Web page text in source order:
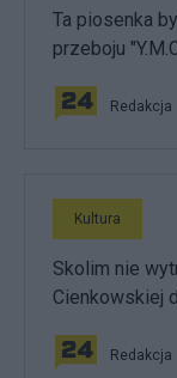
Ta piosenka
przeboju
Redakcja
Kultura
Skolim nie
Cienkowskiej
Redakcja